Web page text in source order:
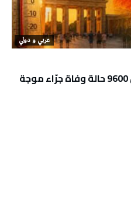
عربي و دولي
فاتت التوقعات :ألمانيا تسجل 9600 حالة وفاة جرّاء موجة